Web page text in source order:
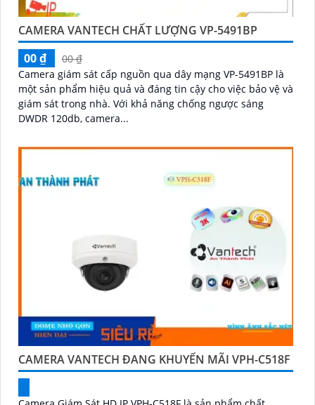
CAMERA VANTECH CHẤT LƯỢNG VP-5491BP
00 ₫
00 ₫
Camera giám sát cấp nguồn qua dây mạng VP-5491BP là
một sản phẩm hiệu quả và đáng tin cậy cho việc bảo vệ và
giám sát trong nhà. Với khả năng chống ngược sáng
DWDR 120db, camera...
CAMERA VANTECH ĐANG KHUYẾN MÃI VPH-C518F